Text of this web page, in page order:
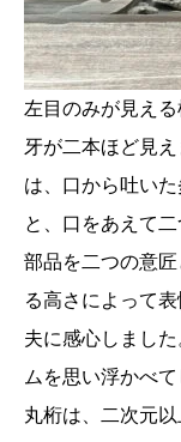
左目のみが見え
牙が二本ほど見
は、口から吐い
と、口をあえて
部品を二つの意
る高さによって
夫に感心しまし
ムを思い浮かべて
丸桁は、二次元